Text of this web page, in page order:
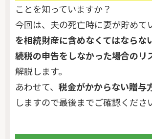
ことを知っていますか？
今回は、夫の死亡時に妻が貯めて
を相続財産に含めなくてはならな
続税の申告をしなかった場合のリ
解説します。
あわせて、税金がかからない贈与
しますので最後までご確認くださ